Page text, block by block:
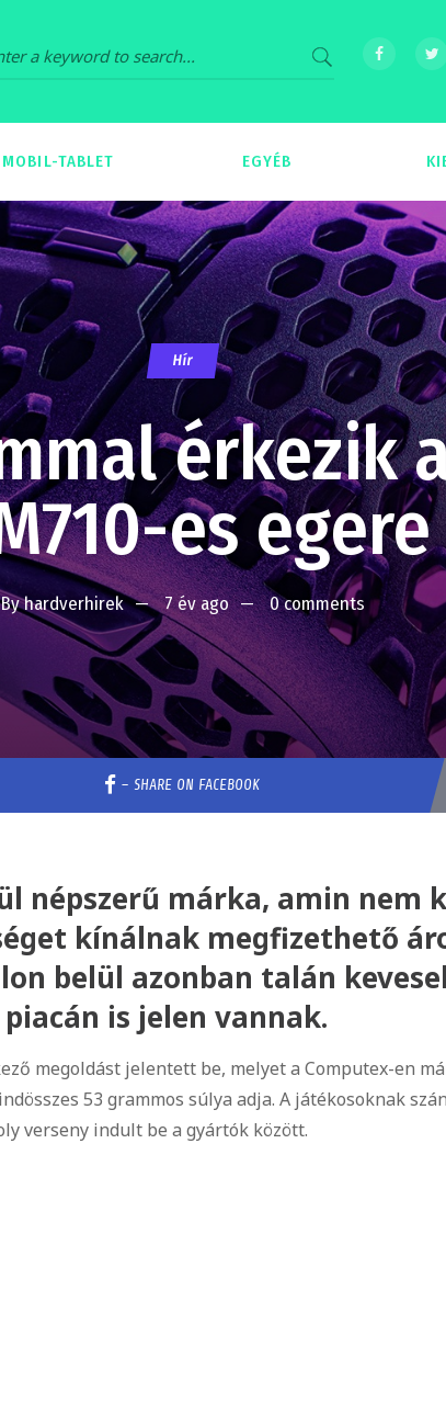
MOBIL-TABLET EGYÉB
Hír
érkezik
es egere
Byhardverhirek 7 év ago 0 comments
– SHARE ON FACEBOOK
népszerű márka, amin nem
kínálnak megfizethető
belül azonban talán
is jelen vannak.
megoldást jelentett be, melyet a Computex-en
53 grammos súlya adja. A játékosoknak
verseny indult be a gyártók között.